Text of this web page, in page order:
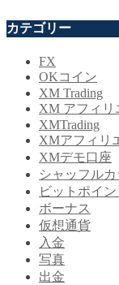
カテゴリー
FX
OKコイン
XM Trading
XM アフィリ
XMTrading
XMアフィリ
XMデモ口座
シャッフルカ
ビットポイン
ボーナス
仮想通貨
入金
写真
出金